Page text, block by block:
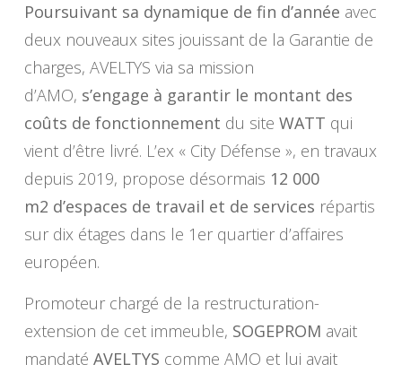
Poursuivant sa dynamique de fin d’année avec
deux nouveaux sites jouissant de la Garantie de
charges, AVELTYS via sa mission
d’AMO, s’engage à garantir le montant des
coûts de fonctionnement du site WATT qui
vient d’être livré. L’ex « City Défense », en travaux
depuis 2019, propose désormais 12 000
m2 d’espaces de travail et de services répartis
sur dix étages dans le 1er quartier d’affaires
européen.
Promoteur chargé de la restructuration-
extension de cet immeuble, SOGEPROM avait
mandaté AVELTYS comme AMO et lui avait